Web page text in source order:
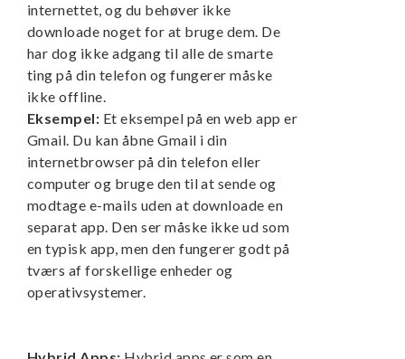
internettet, og du behøver ikke
downloade noget for at bruge dem. De
har dog ikke adgang til alle de smarte
ting på din telefon og fungerer måske
ikke offline.
Eksempel: Et eksempel på en web app er
Gmail. Du kan åbne Gmail i din
internetbrowser på din telefon eller
computer og bruge den til at sende og
modtage e-mails uden at downloade en
separat app. Den ser måske ikke ud som
en typisk app, men den fungerer godt på
tværs af forskellige enheder og
operativsystemer.